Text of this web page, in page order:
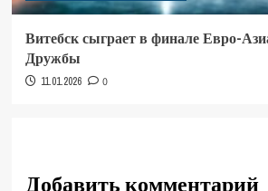
Витебск сыграет в финале Евро-
Дружбы
11.01.2026 0
Добавить комментарий